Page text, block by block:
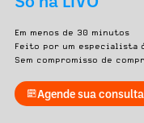
Em menos de 30 minutos
Feito por um especialista
Sem compromisso de
Agende sua consulta